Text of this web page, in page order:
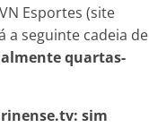
Esportes (site
a seguinte cadeia de
quartas-
sim